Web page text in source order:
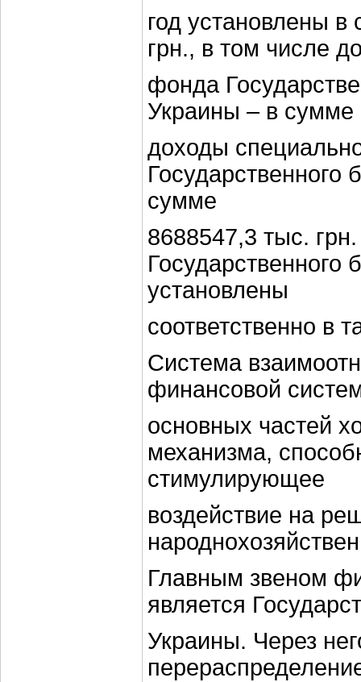
год установлены
грн., в том числе
фонда
Украины – в сумме
доходы
сумме
8688547,3 тыс.
установлены
соответственно в
Система
финансовой
основных частей
механизма,
стимулирующее
воздействие на
Главным звеном
является
Украины. Через